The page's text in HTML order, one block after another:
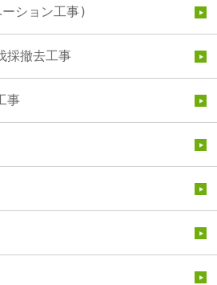
ション工事)
採撤去工事
事